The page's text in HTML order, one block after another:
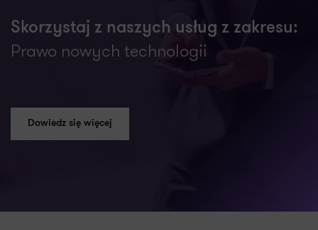
Skorzystaj z naszych usług z zakresu:
Prawo nowych technologii
Dowiedz się więcej